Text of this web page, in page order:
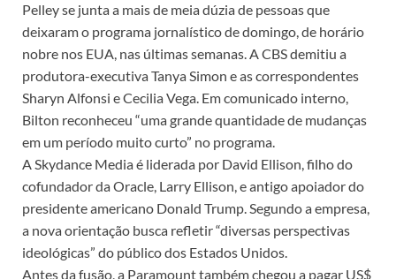
Pelley se junta a mais de meia dúzia de pessoas que
deixaram o programa jornalístico de domingo, de horário
nobre nos EUA, nas últimas semanas. A CBS demitiu a
produtora-executiva Tanya Simon e as correspondentes
Sharyn Alfonsi e Cecilia Vega. Em comunicado interno,
Bilton reconheceu “uma grande quantidade de mudanças
em um período muito curto” no programa.
A Skydance Media é liderada por David Ellison, filho do
cofundador da Oracle, Larry Ellison, e antigo apoiador do
presidente americano Donald Trump. Segundo a empresa,
a nova orientação busca refletir “diversas perspectivas
ideológicas” do público dos Estados Unidos.
Antes da fusão, a Paramount também chegou a pagar US$